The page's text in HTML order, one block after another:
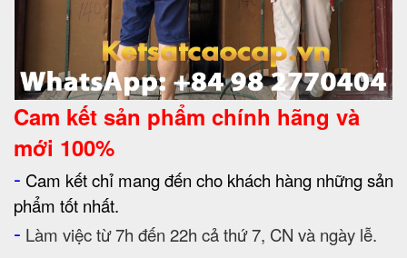
Cam kết sản phẩm chính hãng và
mới 100%
- Cam kết chỉ mang đến cho khách hàng những sản
phẩm tốt nhất.
- Làm việc từ 7h đến 22h cả thứ 7, CN và ngày lễ.